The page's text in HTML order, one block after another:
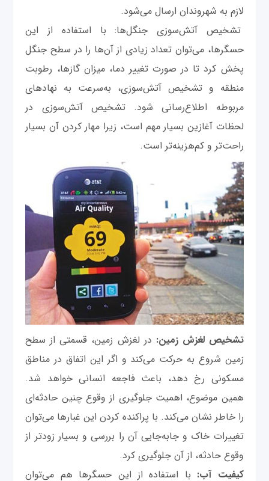
لازم به شهروندان ارسال می‌شود.
تشخیص آتش‌سوزی جنگل‌ها: با استفاده از این
حسگرها، می‌توان تعداد زیادی از آن‌ها را در سطح جنگل
پخش کرد تا در صورت تغییر دما، میزان گازها، رطوبت
منطقه و تشخیص آتش‌سوزی، به‌سرعت به نهاد‌های
مربوطه اطلاع‌رسانی شود. تشخیص آتش‌سوزی در
لحظات آغازین بسیار مهم است، زیرا مهار کردن آن بسیار
راحت‌تر و کم‌هزینه‌تر است.
تشخیص لغزش زمین: در لغزش زمین، قسمتی از سطح
زمین شروع به حرکت می‌کند و اگر این اتفاق در مناطق
مسکونی رخ دهد، باعث فاجعه انسانی خواهد شد.
همین موضوع، اهمیت جلوگیری از وقوع چنین حادثه‌ای
را خاطر نشان می‌کند. با پراکنده کردن این غبارها می‌توان
تغییرات خاک و جابه‌جایی آن را بررسی و بسیار زودتر از
وقوع حادثه، از آن جلوگیری کرد.
کیفیت آب: با استفاده از این حسگرها هم می‌توان